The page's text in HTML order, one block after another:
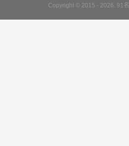
Copyright © 2015 - 2026. 91